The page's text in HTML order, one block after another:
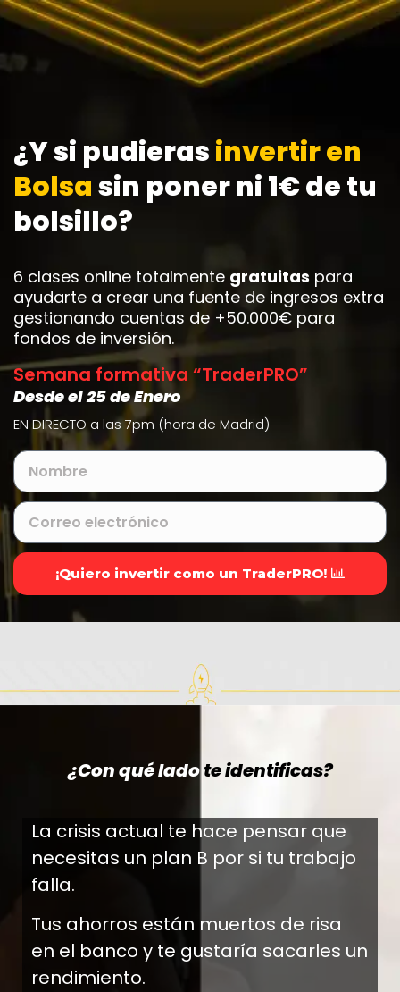
¿Y si pudierasinvertir en
Bolsasin poner ni 1€ de tu
bolsillo?
6 clases online totalmente gratuitas para
ayudarte a crear una fuente de ingresos extra
gestionando cuentas de +50.000€ para
fondos de inversión.
Semana formativa “TraderPRO”
Desde el 25 de Enero
EN DIRECTO a las 7pm (hora de Madrid)
¡Quiero invertir como un TraderPRO!
¿Con qué ladote identificas?
La crisis actual te hace pensar que
necesitas un plan B por si tu trabajo
falla.
Tus ahorros están muertos de risa
en el banco y te gustaría sacarles un
rendimiento.